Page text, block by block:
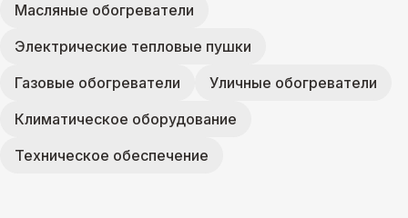
Масляные обогреватели
Электрические тепловые пушки
Газовые обогреватели
Уличные обогреватели
Климатическое оборудование
Техническое обеспечение